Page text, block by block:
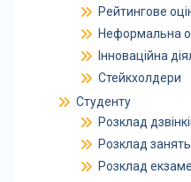
Рейтингове
Неформальна
Інноваційна
Стейкхолдери
Студенту
Розклад
Розклад занять
Розклад